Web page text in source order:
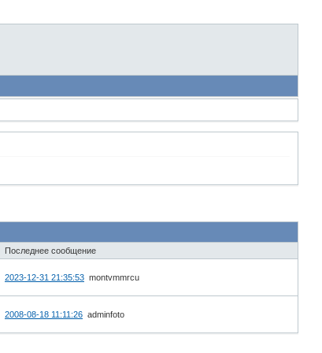
Последнее сообщение
2023-12-31 21:35:53 montvmmrcu
2008-08-18 11:11:26 adminfoto